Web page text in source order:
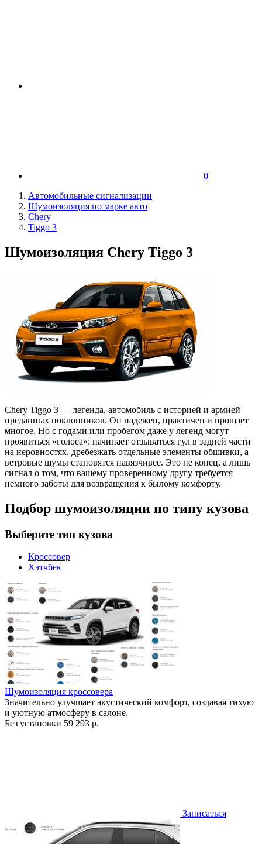
0
Автомобильные сигнализации
Шумоизоляция по марке авто
Chery
Tiggo 3
Шумоизоляция Chery Tiggo 3
Chery Tiggo 3 — легенда, автомобиль с историей и армией
преданных поклонников. Он надежен, практичен и прощает
многое. Но с годами или пробегом даже у легенд могут
проявиться «голоса»: начинает отзываться гул в задней части
на неровностях, дребезжать отдельные элементы обшивки, а
ветровые шумы становятся навязчивее. Это не конец, а лишь
сигнал о том, что вашему проверенному другу требуется
немного заботы для возвращения к былому комфорту.
Подбор шумоизоляции по типу кузова
Выберите тип кузова
Кроссовер
Хэтчбек
Шумоизоляция кроссовера
Значительно улучшает акустический комфорт, создавая тихую
и уютную атмосферу в салоне.
Без установки 59 293 р.
Записаться